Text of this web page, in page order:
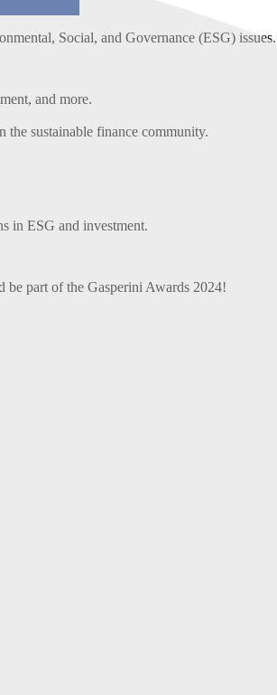
Social, and Governance (ESG) issues.
and more.
sustainable finance community.
in ESG and investment.
be part of the Gasperini Awards 2024!